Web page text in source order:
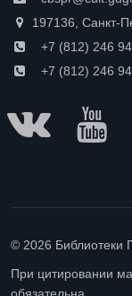
197136, Санкт-
+7 (812) 246
+7 (812) 246
© 2026 Библиотеки
При цитировании